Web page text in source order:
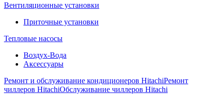
Вентиляционные установки
Приточные установки
Тепловые насосы
Воздух-Вода
Аксессуары
Ремонт и обслуживание кондиционеров HitachiРемонт
чиллеров HitachiОбслуживание чиллеров Hitachi